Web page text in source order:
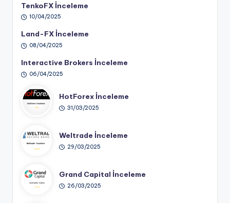
TenkoFX İnceleme
10/04/2025
Land-FX İnceleme
08/04/2025
Interactive Brokers İnceleme
06/04/2025
HotForex İnceleme
31/03/2025
Weltrade İnceleme
29/03/2025
Grand Capital İnceleme
26/03/2025